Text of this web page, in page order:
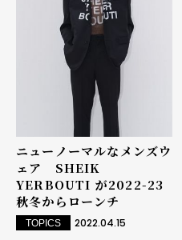
ニューノーマルなメンズウ
ェア SHEIK
YERBOUTI が2022-23
秋冬からローンチ
TOPICS 2022.04.15